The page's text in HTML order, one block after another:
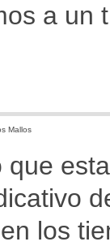
a un
Mallos
que
los